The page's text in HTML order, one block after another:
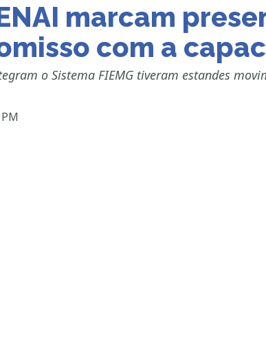
marcam
com a
o Sistema FIEMG tiveram estandes